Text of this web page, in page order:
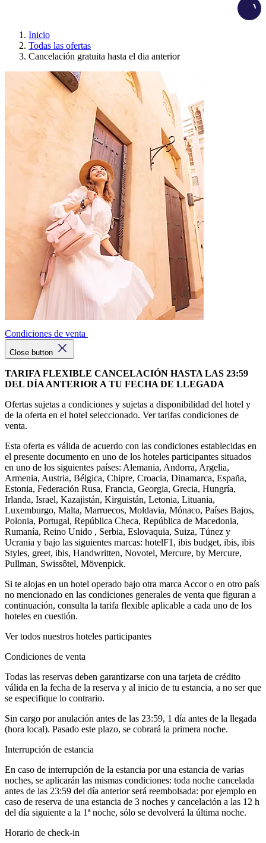
Inicio
Todas las ofertas
Cancelación gratuita hasta el dia anterior
Condiciones de venta
Close button
TARIFA FLEXIBLE CANCELACIÓN HASTA LAS 23:59
DEL DÍA ANTERIOR A TU FECHA DE LLEGADA
Ofertas sujetas a condiciones y sujetas a disponibilidad del hotel y
de la oferta en el hotel seleccionado. Ver tarifas condiciones de
venta.
Esta oferta es válida de acuerdo con las condiciones establecidas en
el presente documento en uno de los hoteles participantes situados
en uno de los siguientes países: Alemania, Andorra, Argelia,
Armenia, Austria, Bélgica, Chipre, Croacia, Dinamarca, España,
Estonia, Federación Rusa, Francia, Georgia, Grecia, Hungría,
Irlanda, Israel, Kazajistán, Kirguistán, Letonia, Lituania,
Luxemburgo, Malta, Marruecos, Moldavia, Mónaco, Países Bajos,
Polonia, Portugal, República Checa, República de Macedonia,
Rumanía, Reino Unido , Serbia, Eslovaquia, Suiza, Túnez y
Ucrania y bajo las siguientes marcas: hotelF1, ibis budget, ibis, ibis
Styles, greet, ibis, Handwritten, Novotel, Mercure, by Mercure,
Pullman, Swissôtel, Mövenpick.
Si te alojas en un hotel operado bajo otra marca Accor o en otro país
no mencionado en las condiciones generales de venta que figuran a
continuación, consulta la tarifa flexible aplicable a cada uno de los
hoteles en cuestión.
Ver todos nuestros hoteles participantes
Condiciones de venta
Todas las reservas deben garantizarse con una tarjeta de crédito
válida en la fecha de la reserva y al inicio de tu estancia, a no ser que
se especifique lo contrario.
Sin cargo por anulación antes de las 23:59, 1 día antes de la llegada
(hora local). Pasado este plazo, se cobrará la primera noche.
Interrupción de estancia
En caso de interrupción de la estancia por una estancia de varias
noches, se aplicarán las mismas condiciones: toda noche cancelada
antes de las 23:59 del día anterior será reembolsada: por ejemplo en
caso de reserva de una estancia de 3 noches y cancelación a las 12 h
del día siguiente a la 1ª noche, sólo se devolverá la última noche.
Horario de check-in